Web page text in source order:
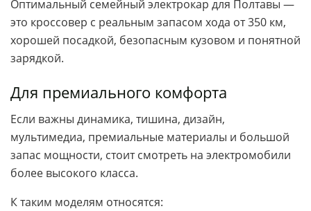
Оптимальный семейный электрокар для Полтавы —
это кроссовер с реальным запасом хода от 350 км,
хорошей посадкой, безопасным кузовом и понятной
зарядкой.
Для премиального комфорта
Если важны динамика, тишина, дизайн,
мультимедиа, премиальные материалы и большой
запас мощности, стоит смотреть на электромобили
более высокого класса.
К таким моделям относятся: